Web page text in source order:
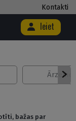
Kontakti
Ieiet
Ārzemēs
bažas par